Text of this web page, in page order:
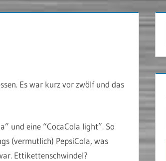
Es war kurz vor zwölf und das
und eine “CocaCola light”. So
(vermutlich) PepsiCola, was
Ettikettenschwindel?